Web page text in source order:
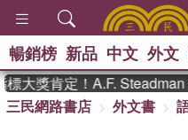
暢銷榜 新品 中文 外文
大獎肯定！A.F. Steadman
三民網路書店
外文書